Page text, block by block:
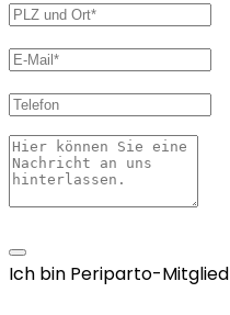
Ich bin Periparto-Mitglied